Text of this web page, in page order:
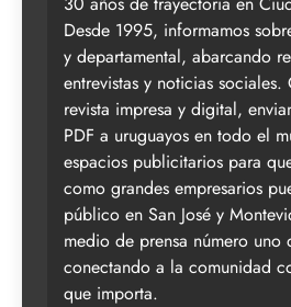
Desde 1995, informamos
y departamental, abarcando
entrevistas y noticias sociales.
revista impresa y digital,
PDF a uruguayos en todo el
espacios publicitarios para
como grandes empresarios
público en San José y
medio de prensa número uno
conectando a la comunidad
que importa.